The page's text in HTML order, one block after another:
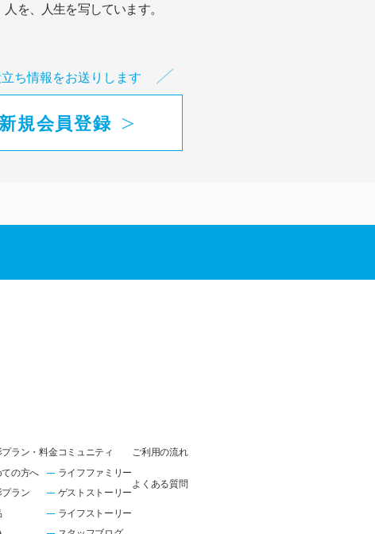
人を、人生を写しています。
ち情報をお送りします
新規会員登録
ラン・料金
の方へ
ラン
コミュニティ
ライフファミリー
ゲストストーリー
ライフストーリー
ご利用の流れ
よくある質問